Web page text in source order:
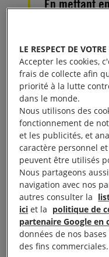
En mettant
noire, la
réfléchir sur
Dans les romans
décrite comme une
brillante aux yeux
ébouriffés. Sa
spécifiée. Pourtant,
choisit Fanny
ce personnage
Potter », il suscite
Une Hermione
vraiment à l’idée
LE RESPECT DE
Accepter les cookies,
frais de collecte afin
priorité à la lutte
dans le monde.
Nous utilisons des
fonctionnement de
et les publicités, et
caractère personnel
peuvent être utilisés
Nous partageons
navigation avec nos
autres consulter la
ici et la politique de
partenaire Google en
données de nos
des fins commerciales.